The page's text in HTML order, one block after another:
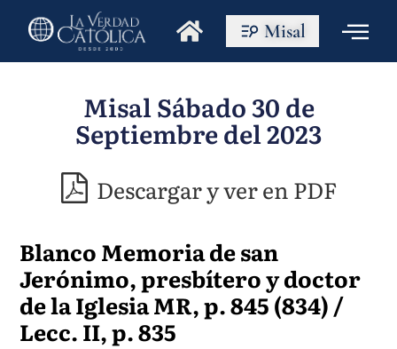
Misal
Misal Sábado 30 de
Septiembre del 2023
Descargar y ver en PDF
Blanco Memoria de san
Jerónimo, presbítero y doctor
de la Iglesia MR, p. 845 (834) /
Lecc. II, p. 835